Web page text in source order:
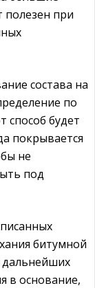
полезен при
состава на
по
способ будет
покрывается
не
под
битумной
дальнейших
в основание,